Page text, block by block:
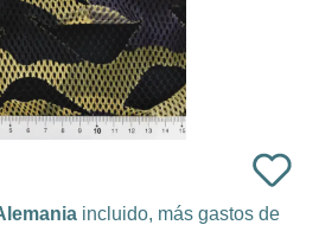
incluido, más gastos de